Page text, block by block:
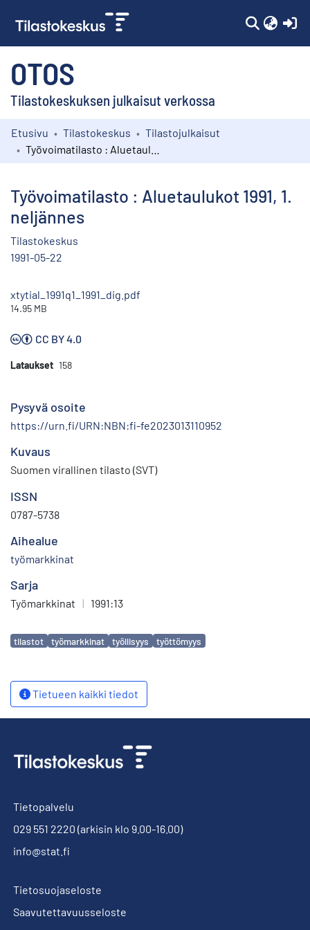
OTOS
Tilastokeskuksen julkaisut verkossa
Kokoelmat
Etusivu Tilastokeskus
Tilastojulkaisut
Työvoimatilasto : Aluetaulukot 1991, 1.
neljännes
Tilastokeskus
1991-05-22
xtytial_1991q1_1991_dig.pdf
14.95 MB
CC BY 4.0
Lataukset 158
Pysyvä osoite
https://urn.fi/URN:NBN:fi-fe2023013110952
Kuvaus
Suomen virallinen tilasto (SVT)
ISSN
0787-5738
Aihealue
työmarkkinat
Sarja
Työmarkkinat | 1991:13
Avainsanat
tilastot työmarkkinat työllisyys työttömyys
Tietueen kaikki tiedot
Tietopalvelu
029 551 2220 (arkisin klo 9.00-16.00)
info@stat.fi
Tietosuojaseloste
Saavutettavuusseloste